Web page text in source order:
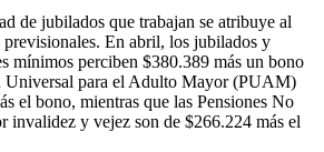
de jubilados que trabajan se atribuye al
previsionales. En abril, los jubilados y
mínimos perciben $380.389 más un bono
Universal para el Adulto Mayor (PUAM)
el bono, mientras que las Pensiones No
invalidez y vejez son de $266.224 más el